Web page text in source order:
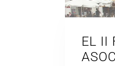
EL II